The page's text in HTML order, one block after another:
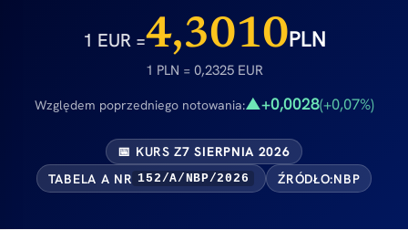
1 EUR =4,3010PLN
1 PLN = 0,2325 EUR
Względem poprzedniego notowania:▲+0,0028(+0,07%)
📅 KURS Z7 SIERPNIA 2026
TABELA A NR 152/A/NBP/2026 ŹRÓDŁO:NBP